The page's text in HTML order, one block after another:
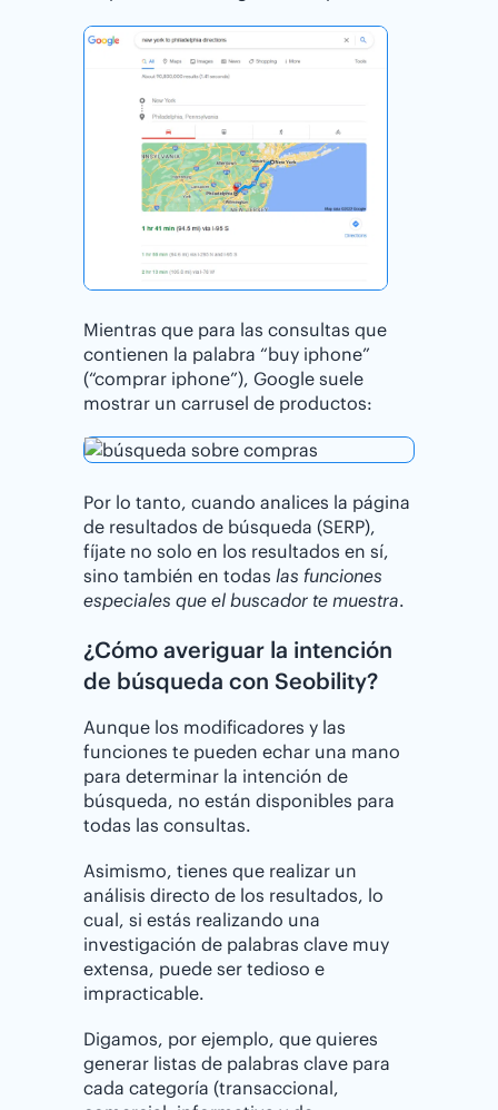
Mientras que para las consultas que
contienen la palabra “buy iphone”
(“comprar iphone”), Google suele
mostrar un carrusel de productos:
Por lo tanto, cuando analices la página
de resultados de búsqueda (SERP),
fíjate no solo en los resultados en sí,
sino también en todas las funciones
especiales que el buscador te muestra.
¿⁣Cómo averiguar la intención
de búsqueda con Seobility?
Aunque los modificadores y las
funciones te pueden echar una mano
para determinar la intención de
búsqueda, no están disponibles para
todas las consultas.
Asimismo, tienes que realizar un
análisis directo de los resultados, lo
cual, si estás realizando una
investigación de palabras clave muy
extensa, puede ser tedioso e
impracticable.
Digamos, por ejemplo, que quieres
generar listas de palabras clave para
cada categoría (transaccional,